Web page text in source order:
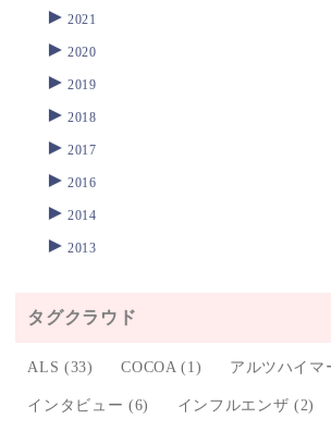
►2021
►2020
►2019
►2018
►2017
►2016
►2014
►2013
タグクラウド
ALS (33) COCOA (1) アルツハイマ
インタビュー (6) インフルエンザ (2)